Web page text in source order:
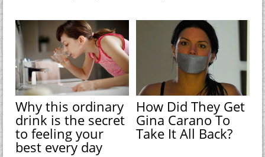
Why this ordinary
drink is the secret
to feeling your
best every day
How Did They Get
Gina Carano To
Take It All Back?